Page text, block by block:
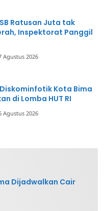
Ratusan Juta tak
Inspektorat Panggil
Agustus 2026
Kota Bima
di Lomba HUT RI
Agustus 2026
Dijadwalkan Cair